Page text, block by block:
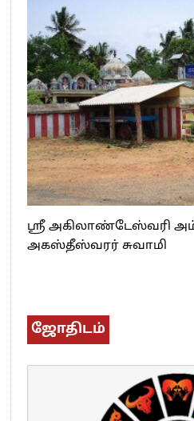
ஸ்ரீ அகிலாண்டேஸ்வரி
அகஸ்தீஸ்வரர் சுவாமி
ஜோதிடம்